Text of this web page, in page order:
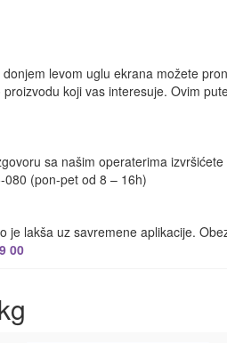
levom uglu ekrana možete
koji vas interesuje. Ovim
sa našim operaterima
(pon-pet od 8 – 16h)
lakša uz savremene aplikacije.
00